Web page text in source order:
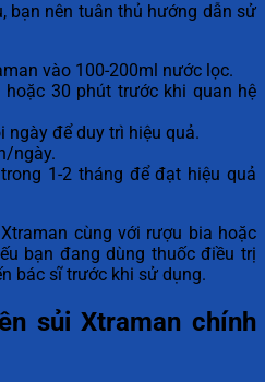
bạn nên tuân thủ hướng dẫn sử
vào 100-200ml nước lọc.
30 phút trước khi quan hệ
ngày để duy trì hiệu quả.
ngày.
1-2 tháng để đạt hiệu quả
cùng với rượu bia hoặc
bạn đang dùng thuốc điều trị
bác sĩ trước khi sử dụng.
sủi Xtraman chính